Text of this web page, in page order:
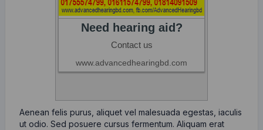
Aenean felis purus, aliquet vel malesuada egestas, iaculis
ut odio. Sed posuere cursus fermentum. Aliquam erat